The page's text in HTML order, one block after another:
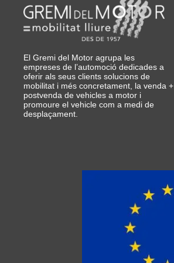
El Gremi del Motor agrupa les
empreses de l’automoció dedicades a
oferir als seus clients solucions de
mobilitat i més concretament, la venda +
postvenda de vehicles a motor i
promoure el vehicle com a medi de
desplaçament.